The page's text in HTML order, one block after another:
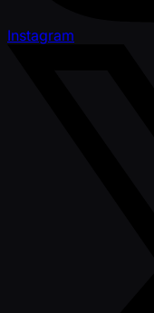
Instagram